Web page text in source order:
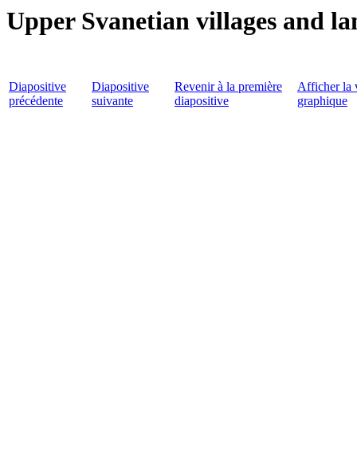
Upper Svanetian villages and
Diapositive
précédente
Diapositive
suivante
Revenir à la première
diapositive
Afficher la
graphique